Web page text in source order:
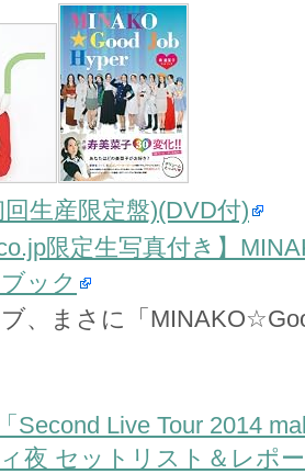
生産限定盤)(DVD付)
限定生写真付き】
ック
、まさに「
Second Live Tour 2014
夜 セットリスト＆レポ